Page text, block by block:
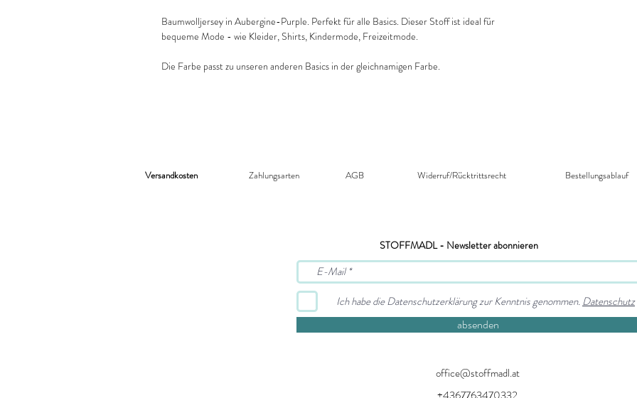
Baumwolljersey in Aubergine-Purple. Perfekt für alle Basics. Dieser Stoff ist ideal für
bequeme Mode - wie Kleider, Shirts, Kindermode, Freizeitmode.
Die Farbe passt zu unseren anderen Basics in der gleichnamigen Farbe.
Versandkosten Zahlungsarten AGB Widerruf/Rücktrittsrecht​ Bestellungsablauf
STOFFMADL - Newsletter abonnieren
Ich habe die Datenschutzerklärung zur Kenntnis genommen.Datenschutz
absenden
office@stoffmadl.at